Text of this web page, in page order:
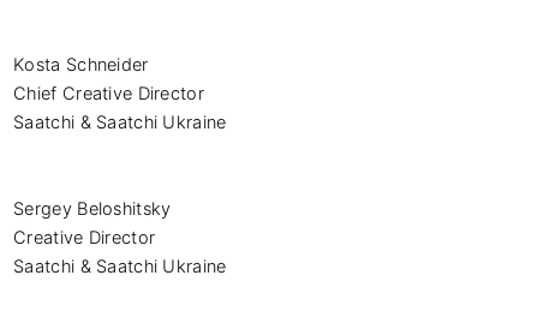
Kosta Schneider
Chief Creative Director
Saatchi & Saatchi Ukraine
Sergey Beloshitsky
Creative Director
Saatchi & Saatchi Ukraine